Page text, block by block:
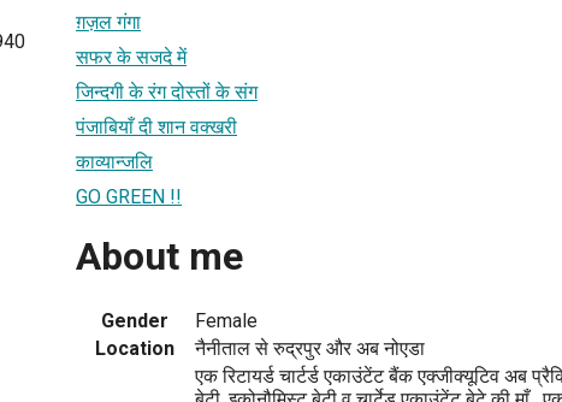
ग़ज़ल गंगा
सफर के सजदे में
जिन्दगी के रंग दोस्तों के संग
पंजाबियाँ दी शान वक्खरी
काव्यान्जलि
GO GREEN !!
About me
Gender
Female
Location
नैनीताल से रुद्रपुर और अब नोएडा
एक रिटायर्ड चार्टर्ड एकाउंटेंट बैंक एक्जीक्यूटिव अब